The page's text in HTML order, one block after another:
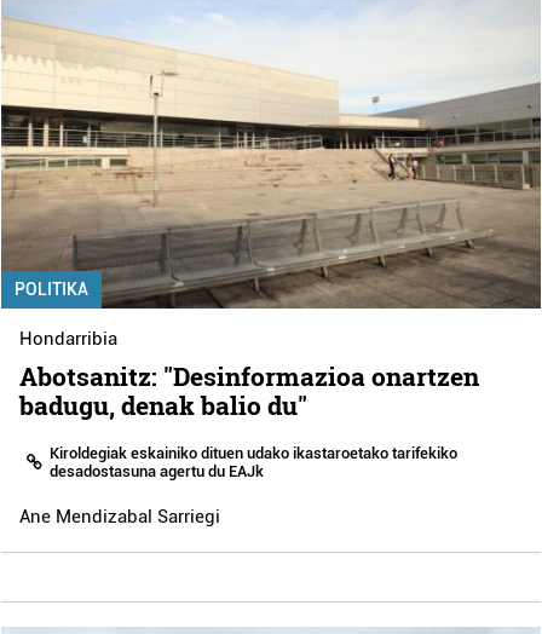
POLITIKA
Hondarribia
Abotsanitz: "Desinformazioa onartzen
badugu, denak balio du"
Kiroldegiak eskainiko dituen udako ikastaroetako tarifekiko
desadostasuna agertu du EAJk
Ane Mendizabal Sarriegi